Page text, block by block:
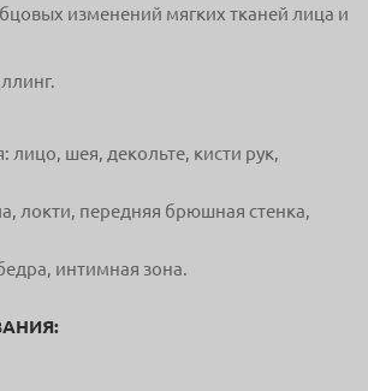
изменений мягких тканей лица и
шея, декольте, кисти рук,
локти, передняя брюшная стенка,
интимная зона.